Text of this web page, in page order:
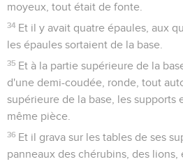
moyeux, tout était de fonte.
34 Et il y avait quatre épaules, aux
les épaules sortaient de la base.
35 Et à la partie supérieure de la
d'une demi-coudée, ronde, tout
supérieure de la base, les supports
même pièce.
36 Et il grava sur les tables de ses
panneaux des chérubins, des